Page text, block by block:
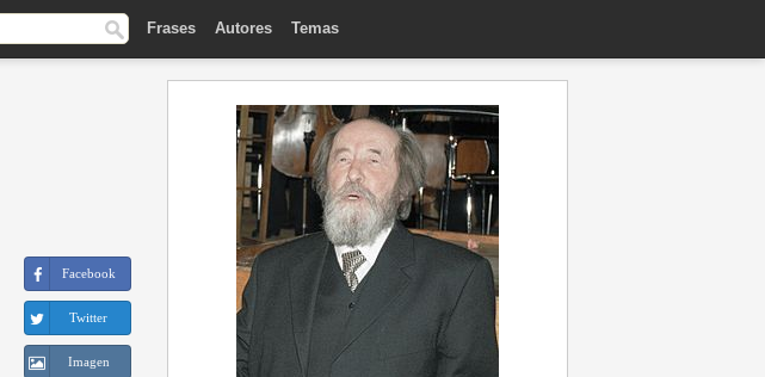
Frases Autores Temas
Facebook
Twitter
Imagen